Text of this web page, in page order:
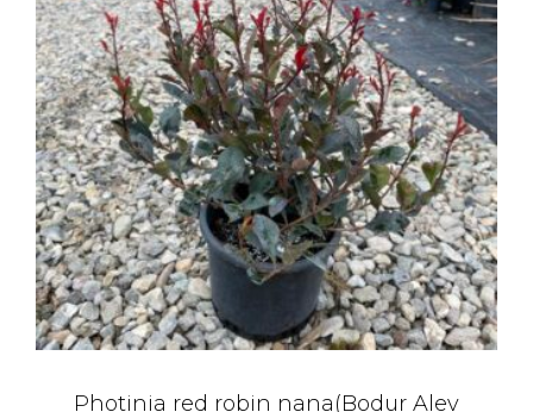
Photinia red robin nana(Bodur Alev